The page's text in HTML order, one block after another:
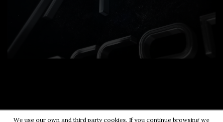
We use our own and third party cookies. If you continue browsing we